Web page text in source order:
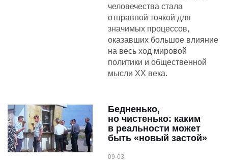
человечества стала
отправной точкой для
значимых процессов,
оказавших большое влияние
на весь ход мировой
политики и общественной
мысли XX века.
Бедненько,
но чистенько: каким
в реальности может
быть «новый застой»
09-03